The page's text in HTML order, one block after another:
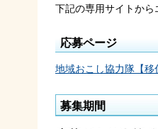
下記の専用サイトから
応募ページ
地域おこし協力隊【移
募集期間